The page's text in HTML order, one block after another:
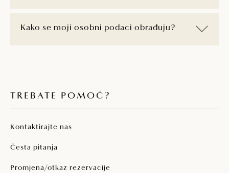
Kako se moji osobni podaci obrađuju?
TREBATE POMOĆ?
Kontaktirajte nas
Česta pitanja
Promjena/otkaz rezervacije